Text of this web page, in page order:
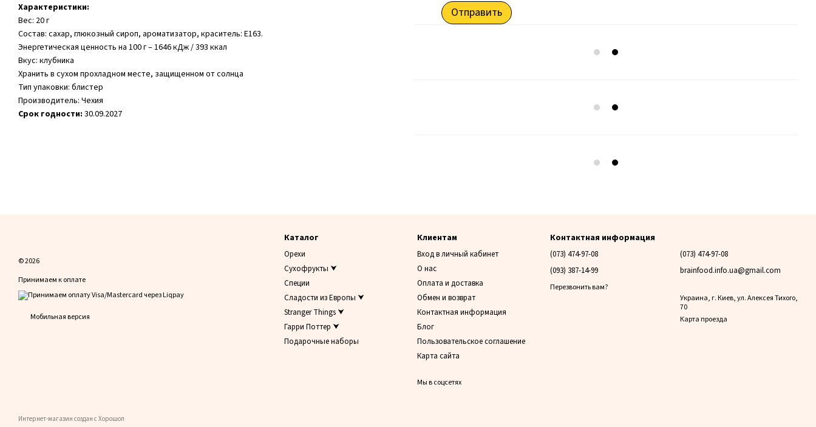
Характеристики:
Вес: 20 г
Состав: сахар, глюкозный сироп, ароматизатор, краситель: E163.
Энергетическая ценность на 100 г – 1646 кДж / 393 ккал
Вкус: клубника
Хранить в сухом прохладном месте, защищенном от солнца
Тип упаковки: блистер
Производитель: Чехия
Срок годности: 30.09.2027
Отправить
© 2026
Принимаем к оплате
Мобильная версия
Интернет-магазин создан с Хорошоп
Каталог
Орехи
Сухофрукты ⮟
Специи
Сладости из Европы ⮟
Stranger Things ⮟
Гарри Поттер ⮟
Подарочные наборы
Клиентам
Вход в личный кабинет
О нас
Оплата и доставка
Обмен и возврат
Контактная информация
Блог
Пользовательское соглашение
Карта сайта
Мы в соцсетях
Контактная информация
(073) 474-97-08
(093) 387-14-99
Перезвонить вам?
(073) 474-97-08
brainfood.info.ua@gmail.com
Украина, г. Киев, ул. Алексея Тихого,
70
Карта проезда